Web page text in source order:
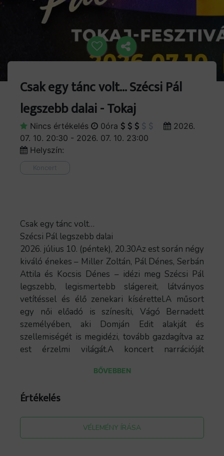
Csak egy tánc volt… Szécsi Pál
legszebb dalai - Tokaj
Nincs értékelés 0óra
2026.
07. 10. 20:30 - 2026. 07. 10. 23:00
Helyszín:
Koncert
Csak egy tánc volt…
Szécsi Pál legszebb dalai
2026. július 10. (péntek), 20.30Az est során négy
kiváló énekes – Miller Zoltán, Pál Dénes, Serbán
Attila és Kocsis Dénes – idézi meg Szécsi Pál
legszebb, legismertebb slágereit, látványos
vetítéssel és élő zenekari kísérettel.A műsort
egy női előadó is színesíti, Vágó Bernadett
személyében, aki Domján Edit alakját és
szellemiségét is megidézi, tovább gazdagítva az
est érzelmi világát.A koncert narrációját
különleges keretet és történeti ívet ad az
nosztalgikus, mégis modern hangvételű koncert
életművének, és felejthetetlen élményt nyújt a
tokaji közönség számára.Fellépők
BŐVEBBEN
Értékelés
VÉLEMÉNY ÍRÁSA